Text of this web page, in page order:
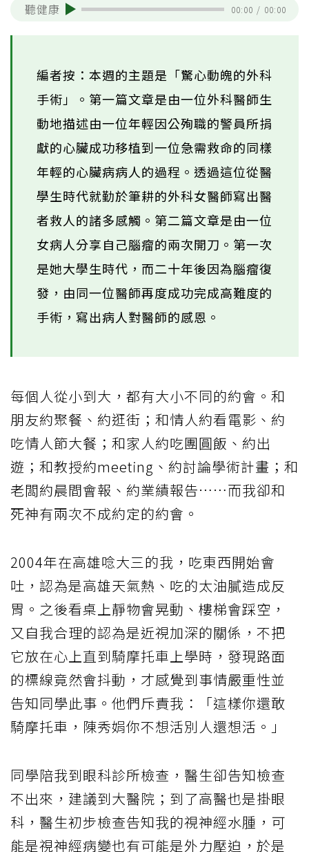
聽健康 00:00 / 00:00
編者按：本週的主題是「驚心動魄的外科
手術」。第一篇文章是由一位外科醫師生
動地描述由一位年輕因公殉職的警員所捐
獻的心臟成功移植到一位急需救命的同樣
年輕的心臟病病人的過程。透過這位從醫
學生時代就勤於筆耕的外科女醫師寫出醫
者救人的諸多感觸。第二篇文章是由一位
女病人分享自己腦瘤的兩次開刀。第一次
是她大學生時代，而二十年後因為腦瘤復
發，由同一位醫師再度成功完成高難度的
手術，寫出病人對醫師的感恩。
每個人從小到大，都有大小不同的約會。和
朋友約聚餐、約逛街；和情人約看電影、約
吃情人節大餐；和家人約吃團圓飯、約出
遊；和教授約meeting、約討論學術計畫；和
老闆約晨間會報、約業績報告……而我卻和
死神有兩次不成約定的約會。
2004年在高雄唸大三的我，吃東西開始會
吐，認為是高雄天氣熱、吃的太油膩造成反
胃。之後看桌上靜物會晃動、樓梯會踩空，
又自我合理的認為是近視加深的關係，不把
它放在心上直到騎摩托車上學時，發現路面
的標線竟然會抖動，才感覺到事情嚴重性並
告知同學此事。他們斥責我：「這樣你還敢
騎摩托車，陳秀娟你不想活別人還想活。」
同學陪我到眼科診所檢查，醫生卻告知檢查
不出來，建議到大醫院；到了高醫也是掛眼
科，醫生初步檢查告知我的視神經水腫，可
能是視神經病變也有可能是外力壓迫，於是